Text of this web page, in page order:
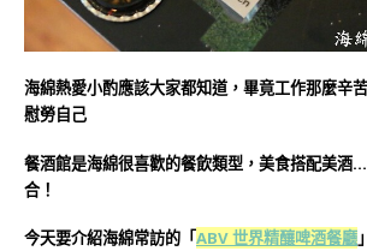
海綿熱愛小酌應該大家都知道，畢竟工作那麼辛
慰勞自己
餐酒館是海綿很喜歡的餐飲類型，美食搭配美酒
合！
今天要介紹海綿常訪的「ABV 世界精釀啤酒餐廳